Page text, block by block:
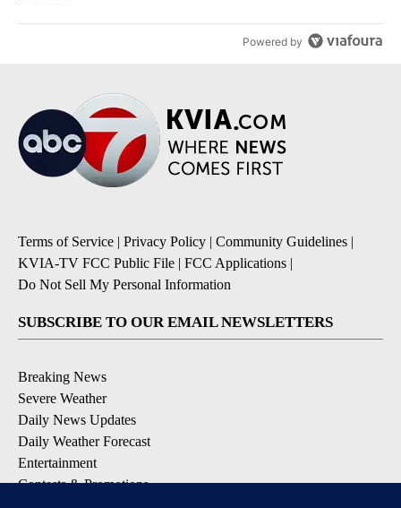
Powered by
Terms of Service | Privacy Policy | Community Guidelines |
KVIA-TV FCC Public File | FCC Applications |
Do Not Sell My Personal Information
SUBSCRIBE TO OUR EMAIL NEWSLETTERS
Breaking News
Severe Weather
Daily News Updates
Daily Weather Forecast
Entertainment
Contests & Promotions